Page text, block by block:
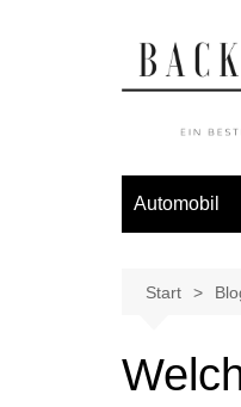
Automobil
Start